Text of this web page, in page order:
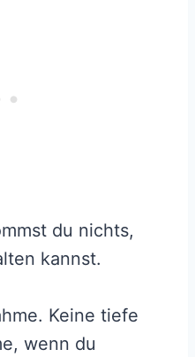
du nichts,
kannst.
Keine tiefe
wenn du